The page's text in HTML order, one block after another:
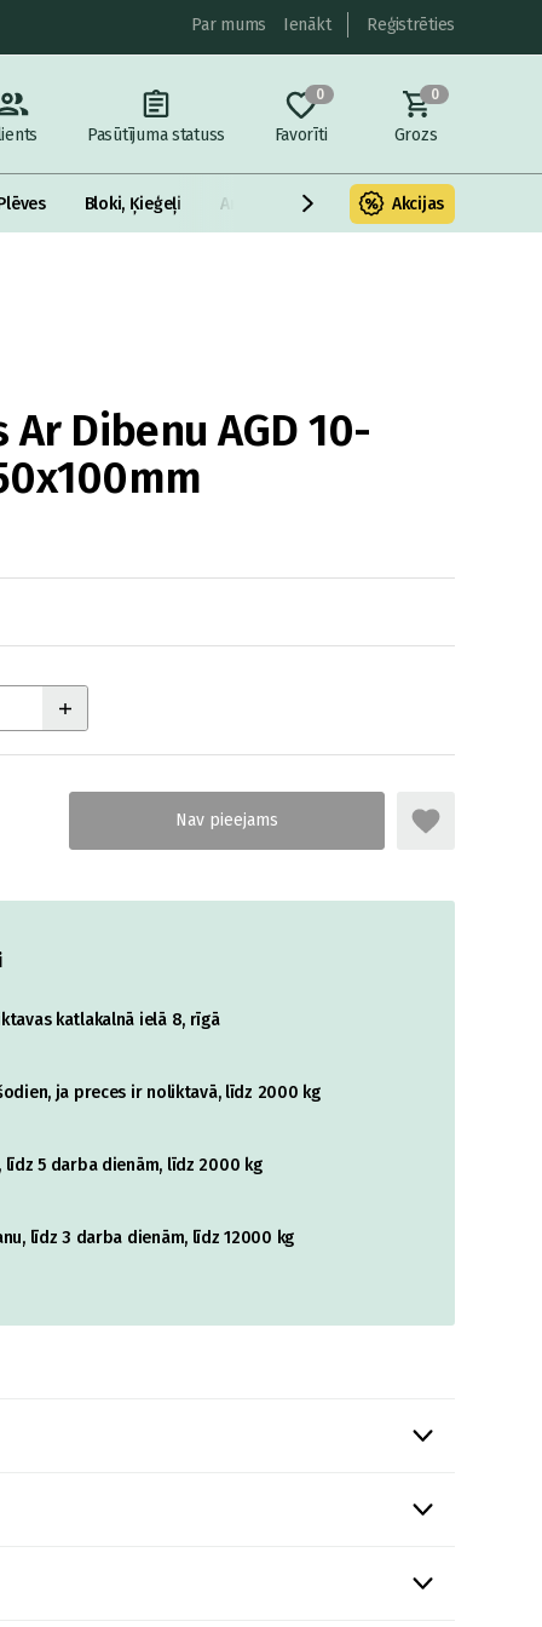
Par mums Ienākt Reģistrēties
Pasūtījuma statuss
0
Favorīti
0
Grozs
Bloki, Ķieģeļi Armatūra un metāls Fasādes
Akcijas
Ar Dibenu AGD 10-
katlakalnā ielā 8, rīgā
ja preces ir noliktavā, līdz 2000 kg
5 darba dienām, līdz 2000 kg
līdz 3 darba dienām, līdz 12000 kg